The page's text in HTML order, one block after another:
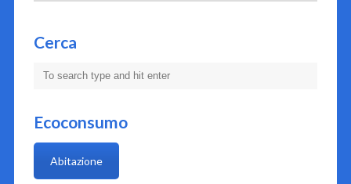
Cerca
Ecoconsumo
Abitazione